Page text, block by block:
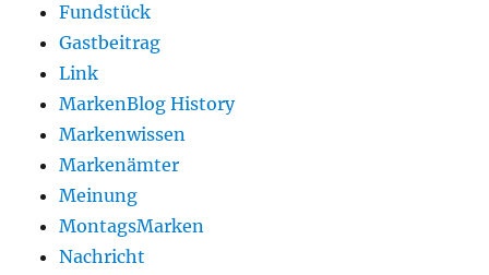
Fundstück
Gastbeitrag
Link
MarkenBlog History
Markenwissen
Markenämter
Meinung
MontagsMarken
Nachricht